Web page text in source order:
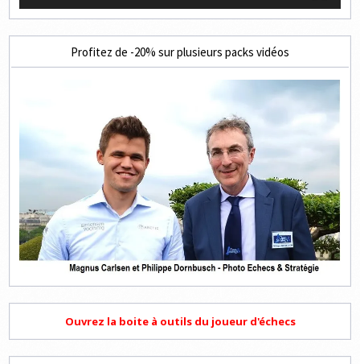
Profitez de -20% sur plusieurs packs vidéos
Ouvrez la boite à outils du joueur d'échecs